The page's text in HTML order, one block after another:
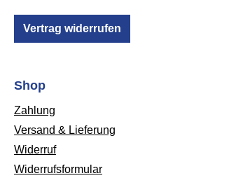
Vertrag widerrufen
Shop
Zahlung
Versand & Lieferung
Widerruf
Widerrufsformular